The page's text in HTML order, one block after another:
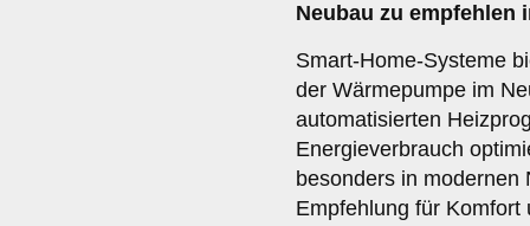
Neubau zu empfehlen
Smart-Home-Systeme
der Wärmepumpe im
automatisierten
Energieverbrauch
besonders in modernen
Empfehlung für Komfort